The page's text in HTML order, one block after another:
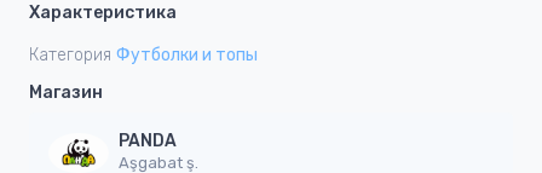
Характеристика
Категория Футболки и топы
Магазин
PANDA
Aşgabat ş.